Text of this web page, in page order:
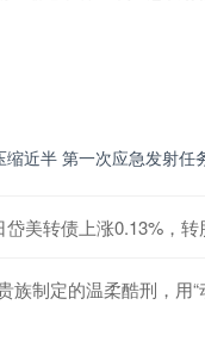
近半 第一次应急发射任
美转债上涨0.13%，
族制定的温柔酷刑，用“